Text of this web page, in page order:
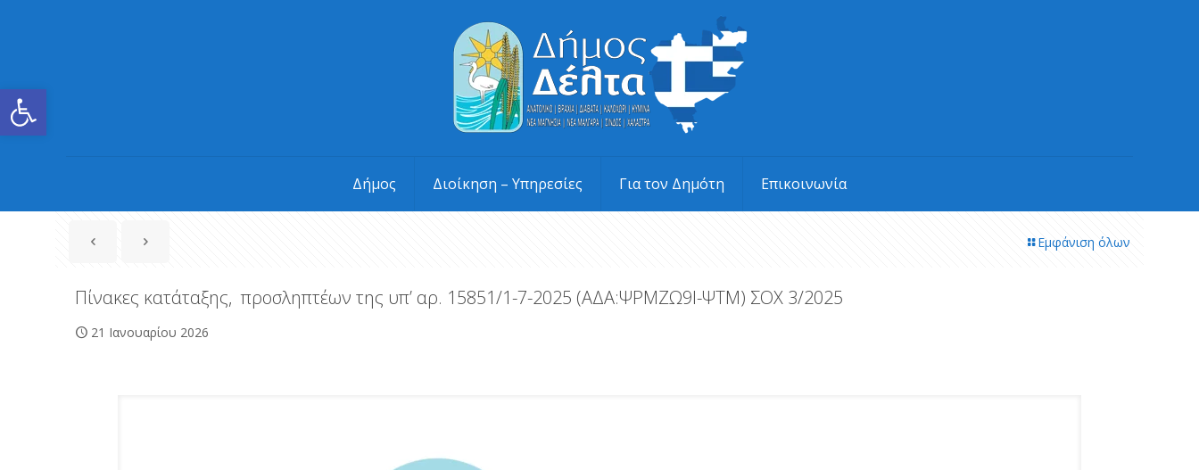
Ανοίξτε τη γραμμή εργαλείων
Δήμος Διοίκηση – Υπηρεσίες Για τον Δημότη Επικοινωνία
Εμφάνιση όλων
Πίνακες κατάταξης, προσληπτέων της υπ’ αρ. 15851/1-7-2025 (ΑΔΑ:ΨΡΜΖΩ9Ι-ΨΤΜ) ΣΟΧ 3/2025
21 Ιανουαρίου 2026